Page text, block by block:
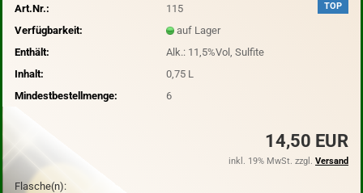
TOP
Art.Nr.:
115
Verfügbarkeit:
auf Lager
Enthält:
Alk.: 11,5%Vol, Sulfite
Inhalt:
0,75 L
Mindestbestellmenge:
6
14,50 EUR
inkl. 19% MwSt. zzgl. Versand
Flasche(n):